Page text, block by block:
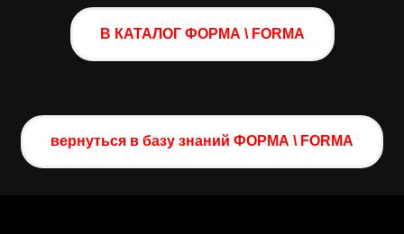
В КАТАЛОГ ФОРМА \ FORMA
вернуться в базу знаний ФОРМА \ FORMA